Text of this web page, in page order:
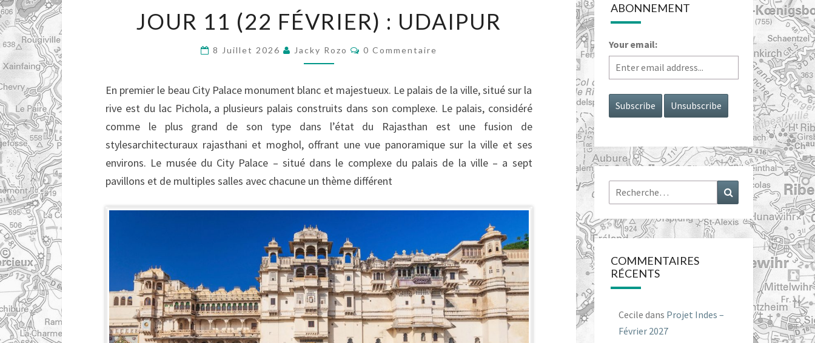
11
UDAIPUR
JOUR 11 (22 FÉVRIER) : UDAIPUR
8 Juillet 2026 Jacky Rozo Commentaires
0 Commentaire
En premier le beau City Palace monument blanc et majestueux. Le palais de la ville, situé sur la
rive est du lac Pichola, a plusieurs palais construits dans son complexe. Le palais, considéré
comme le plus grand de son type dans l’état du Rajasthan est une fusion de
stylesarchitecturaux rajasthani et moghol, offrant une vue panoramique sur la ville et ses
environs. Le musée du City Palace – situé dans le complexe du palais de la ville – a sept
pavillons et de multiples salles avec chacune un thème différent
ABONNEMENT
Your email:
Rechercher : Recherche
COMMENTAIRES
RÉCENTS
Cecile dans Projet Indes –
Février 2027